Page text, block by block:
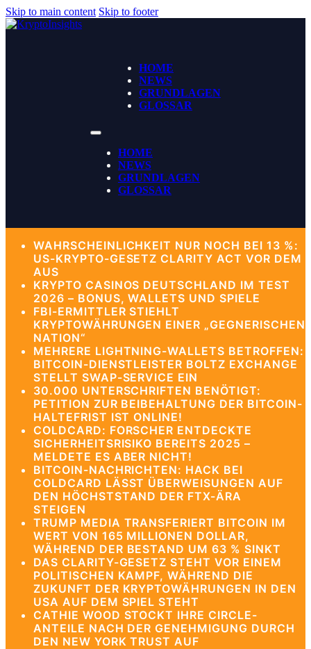
Skip to main content Skip to footer
HOME
NEWS
GRUNDLAGEN
GLOSSAR
HOME
NEWS
GRUNDLAGEN
GLOSSAR
WAHRSCHEINLICHKEIT NUR NOCH BEI 13 %:
US-KRYPTO-GESETZ CLARITY ACT VOR DEM
AUS
KRYPTO CASINOS DEUTSCHLAND IM TEST
2026 – BONUS, WALLETS UND SPIELE
FBI-ERMITTLER STIEHLT
KRYPTOWÄHRUNGEN EINER „GEGNERISCHEN
NATION“
MEHRERE LIGHTNING-WALLETS BETROFFEN:
BITCOIN-DIENSTLEISTER BOLTZ EXCHANGE
STELLT SWAP-SERVICE EIN
30.000 UNTERSCHRIFTEN BENÖTIGT:
PETITION ZUR BEIBEHALTUNG DER BITCOIN-
HALTEFRIST IST ONLINE!
COLDCARD: FORSCHER ENTDECKTE
SICHERHEITSRISIKO BEREITS 2025 –
MELDETE ES ABER NICHT!
BITCOIN-NACHRICHTEN: HACK BEI
COLDCARD LÄSST ÜBERWEISUNGEN AUF
DEN HÖCHSTSTAND DER FTX-ÄRA
STEIGEN
TRUMP MEDIA TRANSFERIERT BITCOIN IM
WERT VON 165 MILLIONEN DOLLAR,
WÄHREND DER BESTAND UM 63 % SINKT
DAS CLARITY-GESETZ STEHT VOR EINEM
POLITISCHEN KAMPF, WÄHREND DIE
ZUKUNFT DER KRYPTOWÄHRUNGEN IN DEN
USA AUF DEM SPIEL STEHT
CATHIE WOOD STOCKT IHRE CIRCLE-
ANTEILE NACH DER GENEHMIGUNG DURCH
DEN NEW YORK TRUST AUF